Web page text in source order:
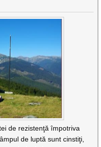
de rezistenţă împotriva
de luptă sunt cinstiţi,